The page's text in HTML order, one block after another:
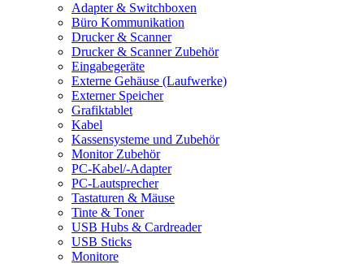
Adapter & Switchboxen
Büro Kommunikation
Drucker & Scanner
Drucker & Scanner Zubehör
Eingabegeräte
Externe Gehäuse (Laufwerke)
Externer Speicher
Grafiktablet
Kabel
Kassensysteme und Zubehör
Monitor Zubehör
PC-Kabel/-Adapter
PC-Lautsprecher
Tastaturen & Mäuse
Tinte & Toner
USB Hubs & Cardreader
USB Sticks
Monitore